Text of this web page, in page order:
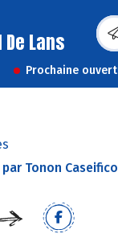
Lans
Prochaine
Tonon Caseifico